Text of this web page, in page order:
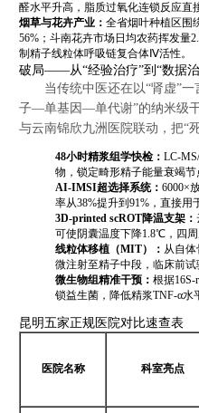
醛水平升高，脂质过氧化连锁反应直
烟草与花卉产业： 全省烟叶种植区围
56%；斗南花卉市场日均农药挥发量
制精子线粒体呼吸链复合体Ⅳ活性。
破局——从“经验治疗”到“数据
当传统中医还在以“肾虚”
子—单基因—单代谢”的纳米级
与云南锦欣九洲医院联动，把“
48小时精浆组学快检： LC-
物，锁定畸形精子能量衰竭节
AI-IMSI超选择系统： 6000×
率从38%提升到91%，直接用
3D-printed scROT降温支架：
可使阴囊温度下降1.8℃，四周
线粒体移植（MIT）： 从自
微注射至精子中段，临床前试
微生物组精准干预： 根据
锁益生菌，降低精浆TNF-α水
昆明五家正规医院对比速查表
医院名称 科室亮点